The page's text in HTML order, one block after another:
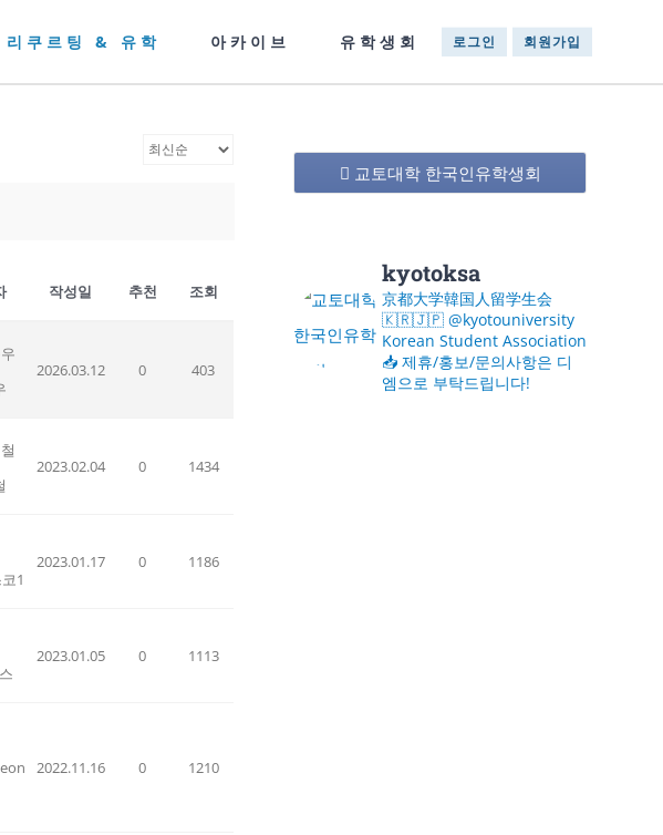
리쿠르팅 & 유학 아카이브 유학생회 로그인 회원가입
작성일 추천 조회
2026.03.12 0 403
2023.02.04 0 1434
1
2023.01.17 0 1186
2023.01.05 0 1113
2022.11.16 0 1210
교토대학 한국인유학생회
kyotoksa
京都大学韓国人留学生会
🇰🇷🇯🇵 @kyotouniversity
Korean Student Association
📥 제휴/홍보/문의사항은 디
엠으로 부탁드립니다!